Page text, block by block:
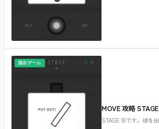
脱出ゲーム
MOVE 攻略
STAGE 10です。球を